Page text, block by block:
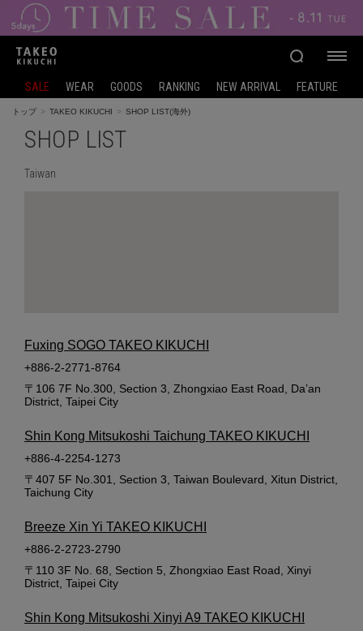
SALE WEAR GOODS RANKING NEW ARRIVAL FEATURE
トップ TAKEO KIKUCHI SHOP LIST(海外)
SHOP LIST
Taiwan
Fuxing SOGO TAKEO KIKUCHI
+886-2-2771-8764
〒106 7F No.300, Section 3, Zhongxiao East Road, Da’an
District, Taipei City
Shin Kong Mitsukoshi Taichung TAKEO KIKUCHI
+886-4-2254-1273
〒407 5F No.301, Section 3, Taiwan Boulevard, Xitun District,
Taichung City
Breeze Xin Yi TAKEO KIKUCHI
+886-2-2723-2790
〒110 3F No. 68, Section 5, Zhongxiao East Road, Xinyi
District, Taipei City
Shin Kong Mitsukoshi Xinyi A9 TAKEO KIKUCHI